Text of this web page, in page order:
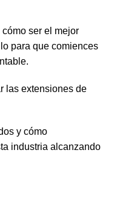
ser el mejor
para que comiences
las extensiones de
y cómo
industria alcanzando